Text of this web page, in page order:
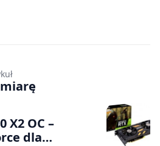
X2 OC –
dla